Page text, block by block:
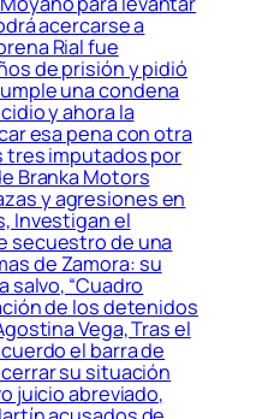
acercarse a
Rial fue
de prisión y pidió
una condena
y ahora la
esa pena con otra
tres imputados por
Branka Motors
y agresiones en
Investigan el
secuestro de una
de Zamora: su
salvo, “Cuadro
de los detenidos
Vega, Tras el
el barra de
su situación
juicio abreviado,